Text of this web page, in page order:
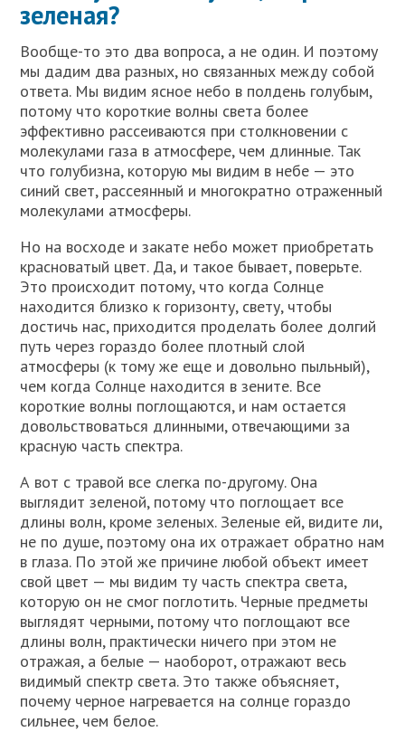
зеленая?
Вообще-то это два вопроса, а не один. И поэтому
мы дадим два разных, но связанных между собой
ответа. Мы видим ясное небо в полдень голубым,
потому что короткие волны света более
эффективно рассеиваются при столкновении с
молекулами газа в атмосфере, чем длинные. Так
что голубизна, которую мы видим в небе — это
синий свет, рассеянный и многократно отраженный
молекулами атмосферы.
Но на восходе и закате небо может приобретать
красноватый цвет. Да, и такое бывает, поверьте.
Это происходит потому, что когда Солнце
находится близко к горизонту, свету, чтобы
достичь нас, приходится проделать более долгий
путь через гораздо более плотный слой
атмосферы (к тому же еще и довольно пыльный),
чем когда Солнце находится в зените. Все
короткие волны поглощаются, и нам остается
довольствоваться длинными, отвечающими за
красную часть спектра.
А вот с травой все слегка по-другому. Она
выглядит зеленой, потому что поглощает все
длины волн, кроме зеленых. Зеленые ей, видите ли,
не по душе, поэтому она их отражает обратно нам
в глаза. По этой же причине любой объект имеет
свой цвет — мы видим ту часть спектра света,
которую он не смог поглотить. Черные предметы
выглядят черными, потому что поглощают все
длины волн, практически ничего при этом не
отражая, а белые — наоборот, отражают весь
видимый спектр света. Это также объясняет,
почему черное нагревается на солнце гораздо
сильнее, чем белое.